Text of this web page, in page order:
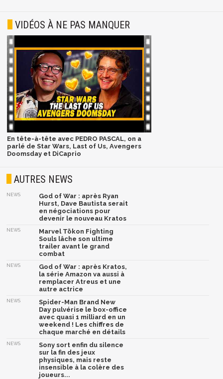
VIDÉOS À NE PAS MANQUER
En tête-à-tête avec PEDRO PASCAL, on a
parlé de Star Wars, Last of Us, Avengers
Doomsday et DiCaprio
AUTRES NEWS
NEWS
God of War : après Ryan
Hurst, Dave Bautista serait
en négociations pour
devenir le nouveau Kratos
NEWS
Marvel Tōkon Fighting
Souls lâche son ultime
trailer avant le grand
combat
NEWS
God of War : après Kratos,
la série Amazon va aussi à
remplacer Atreus et une
autre actrice
NEWS
Spider-Man Brand New
Day pulvérise le box-office
avec quasi 1 milliard en un
weekend ! Les chiffres de
chaque marché en détails
NEWS
Sony sort enfin du silence
sur la fin des jeux
physiques, mais reste
insensible à la colère des
joueurs...